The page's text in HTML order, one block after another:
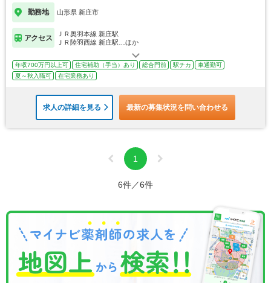
勤務地 山形県 新庄市
アクセス
ＪＲ奥羽本線 新庄駅
ＪＲ陸羽西線 新庄駅…ほか
年収700万円以上可 住宅補助（手当）あり 総合門前 駅チカ
車通勤可
夏～秋入職可
在宅業務あり
求人の詳細を見る 最新の募集状況を問い合わせる
1
6件／6件